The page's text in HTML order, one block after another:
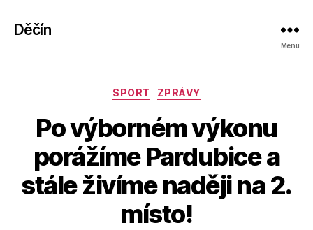
Děčín
Menu
Rubriky
SPORT ZPRÁVY
Po výborném výkonu
porážíme Pardubice a
stále živíme naději na 2.
místo!
u
o